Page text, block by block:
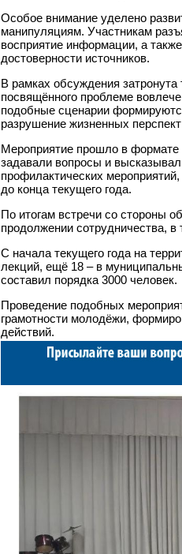
Особое внимание уделено
манипуляциям. Участникам
восприятие информации, а
достоверности источников.
В рамках обсуждения
посвящённого проблеме
подобные сценарии
разрушение жизненных
Мероприятие прошло в формате
задавали вопросы и
профилактических
до конца текущего года.
По итогам встречи со стороны
продолжении сотрудничества, в
С начала текущего года на
лекций, ещё 18 – в
составил порядка 3000 человек.
Проведение подобных
грамотности молодёжи,
действий.